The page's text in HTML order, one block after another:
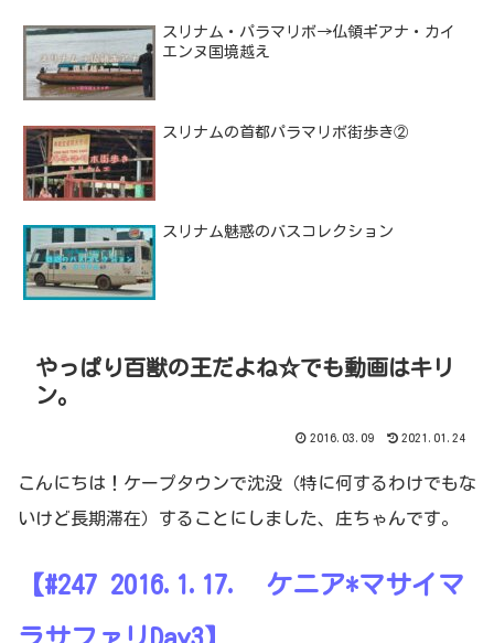
スリナム・パラマリボ→仏領ギアナ・カイ
エンヌ国境越え
スリナムの首都パラマリボ街歩き②
スリナム魅惑のバスコレクション
やっぱり百獣の王だよね☆でも動画はキリ
ン。
2016.03.09 2021.01.24
こんにちは！ケープタウンで沈没（特に何するわけでもな
いけど長期滞在）することにしました、庄ちゃんです。
【#247 2016.1.17. ケニア*マサイマ
ラサファリDay3】